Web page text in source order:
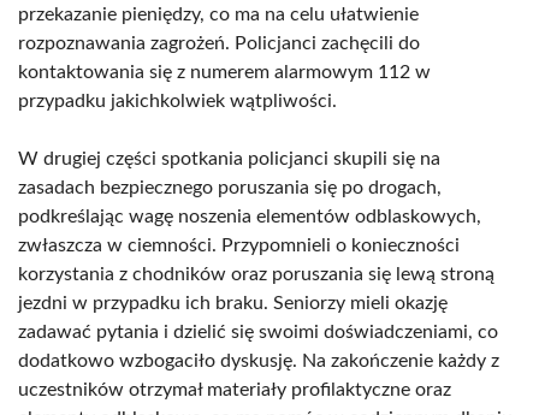
przekazanie pieniędzy, co ma na celu ułatwienie
rozpoznawania zagrożeń. Policjanci zachęcili do
kontaktowania się z numerem alarmowym 112 w
przypadku jakichkolwiek wątpliwości.
W drugiej części spotkania policjanci skupili się na
zasadach bezpiecznego poruszania się po drogach,
podkreślając wagę noszenia elementów odblaskowych,
zwłaszcza w ciemności. Przypomnieli o konieczności
korzystania z chodników oraz poruszania się lewą stroną
jezdni w przypadku ich braku. Seniorzy mieli okazję
zadawać pytania i dzielić się swoimi doświadczeniami, co
dodatkowo wzbogaciło dyskusję. Na zakończenie każdy z
uczestników otrzymał materiały profilaktyczne oraz